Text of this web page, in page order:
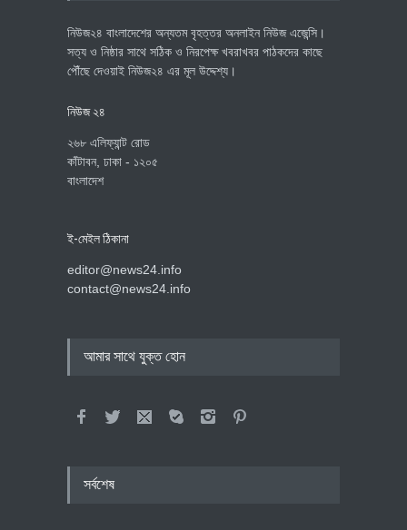
নিউজ২৪ বাংলাদেশের অন্যতম বৃহত্তর অনলাইন নিউজ এজেন্সি।
সত্য ও নিষ্ঠার সাথে সঠিক ও নিরপেক্ষ খবরাখবর পাঠকদের কাছে
পৌঁছে দেওয়াই নিউজ২৪ এর মূল উদ্দেশ্য।
নিউজ ২৪
২৬৮ এলিফ্যান্ট রোড
কাঁটাবন, ঢাকা - ১২০৫
বাংলাদেশ
ই-মেইল ঠিকানা
editor@news24.info
contact@news24.info
আমার সাথে যুক্ত হোন
সর্বশেষ